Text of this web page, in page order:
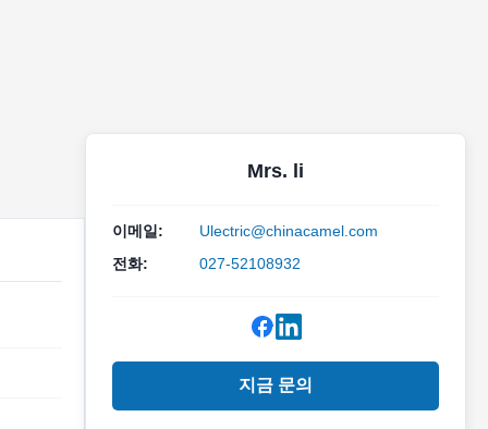
Mrs. li
이메일:
Ulectric@chinacamel.com
전화:
027-52108932
지금 문의